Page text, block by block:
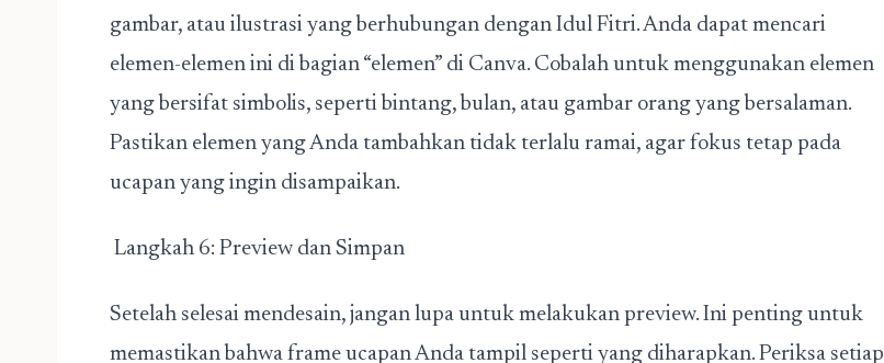
gambar, atau ilustrasi yang berhubungan dengan Idul Fitri. Anda dapat mencari
elemen-elemen ini di bagian “elemen” di Canva. Cobalah untuk menggunakan elemen
yang bersifat simbolis, seperti bintang, bulan, atau gambar orang yang bersalaman.
Pastikan elemen yang Anda tambahkan tidak terlalu ramai, agar fokus tetap pada
ucapan yang ingin disampaikan.
Langkah 6: Preview dan Simpan
Setelah selesai mendesain, jangan lupa untuk melakukan preview. Ini penting untuk
memastikan bahwa frame ucapan Anda tampil seperti yang diharapkan. Periksa setiap